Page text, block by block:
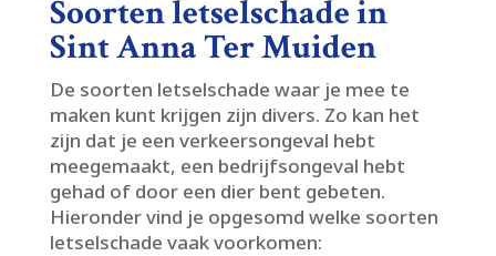
Soorten letselschade in
Sint Anna Ter Muiden
De soorten letselschade waar je mee te
maken kunt krijgen zijn divers.​ Zo kan het
zijn dat je een verkeersongeval hebt
meegemaakt, een bedrijfsongeval hebt
gehad of door een dier bent gebeten.​
Hieronder vind je opgesomd welke soorten
letselschade vaak voorkomen: